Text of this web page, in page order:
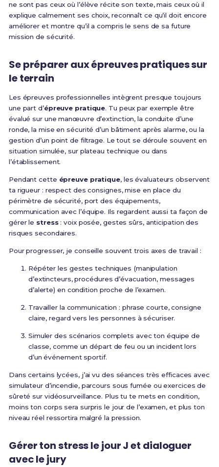
ne sont pas ceux où l’élève récite son texte, mais ceux où il
explique calmement ses choix, reconnaît ce qu’il doit encore
améliorer et montre qu’il a compris le sens de sa future
mission de sécurité.
Se préparer aux épreuves pratiques sur
le terrain
Les épreuves professionnelles intègrent presque toujours
une part d’épreuve pratique. Tu peux par exemple être
évalué sur une manœuvre d’extinction, la conduite d’une
ronde, la mise en sécurité d’un bâtiment après alarme, ou la
gestion d’un point de filtrage. Le tout se déroule souvent en
situation simulée, sur plateau technique ou dans
l’établissement.
Pendant cette épreuve pratique, les évaluateurs observent
ta rigueur : respect des consignes, mise en place du
périmètre de sécurité, port des équipements,
communication avec l’équipe. Ils regardent aussi ta façon de
gérer le stress: voix posée, gestes sûrs, anticipation des
risques secondaires.
Pour progresser, je conseille souvent trois axes de travail :
Répéter les gestes techniques (manipulation
d’extincteurs, procédures d’évacuation, messages
d’alerte) en condition proche de l’examen.
Travailler la communication : phrase courte, consigne
claire, regard vers les personnes à sécuriser.
Simuler des scénarios complets avec ton équipe de
classe, comme un départ de feu ou un incident lors
d’un événement sportif.
Dans certains lycées, j’ai vu des séances très efficaces avec
simulateur d’incendie, parcours sous fumée ou exercices de
sûreté sur vidéosurveillance. Plus tu te mets en condition,
moins ton corps sera surpris le jour de l’examen, et plus ton
niveau réel ressortira malgré la pression.
Gérer ton stress le jour J et dialoguer
avec le jury